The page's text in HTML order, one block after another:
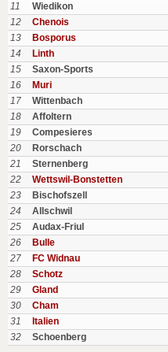
11
Wiedikon
12
Chenois
13
Bosporus
14
Linth
15
Saxon-Sports
16
Muri
17
Wittenbach
18
Affoltern
19
Compesieres
20
Rorschach
21
Sternenberg
22
Wettswil-Bonstetten
23
Bischofszell
24
Allschwil
25
Audax-Friul
26
Bulle
27
FC Widnau
28
Schotz
29
Gland
30
Cham
31
Italien
32
Schoenberg